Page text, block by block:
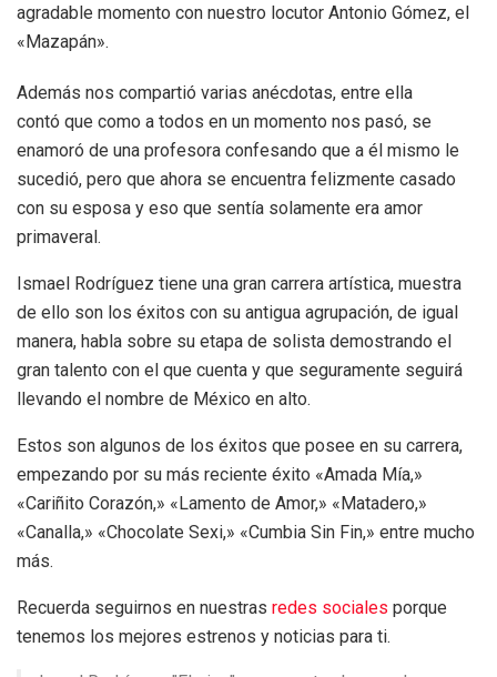
agradable momento con nuestro locutor Antonio Gómez, el
«Mazapán».
Además nos compartió varias anécdotas, entre ella
contó que como a todos en un momento nos pasó, se
enamoró de una profesora confesando que a él mismo le
sucedió, pero que ahora se encuentra felizmente casado
con su esposa y eso que sentía solamente era amor
primaveral.
Ismael Rodríguez tiene una gran carrera artística, muestra
de ello son los éxitos con su antigua agrupación, de igual
manera, habla sobre su etapa de solista demostrando el
gran talento con el que cuenta y que seguramente seguirá
llevando el nombre de México en alto.
Estos son algunos de los éxitos que posee en su carrera,
empezando por su más reciente éxito «Amada Mía,»
«Cariñito Corazón,» «Lamento de Amor,» «Matadero,»
«Canalla,» «Chocolate Sexi,» «Cumbia Sin Fin,» entre mucho
más.
Recuerda seguirnos en nuestras redes sociales porque
tenemos los mejores estrenos y noticias para ti.